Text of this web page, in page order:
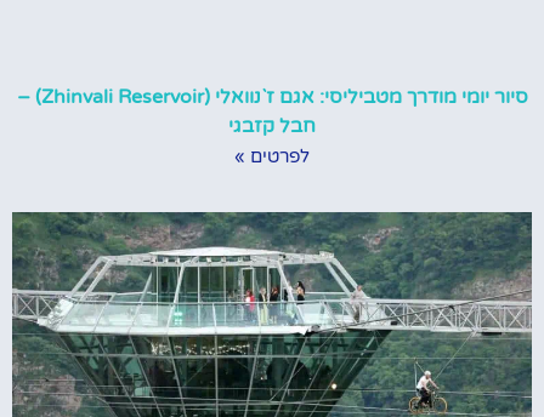
סיור יומי מודרך מטביליסי: אגם ז`נוואלי (Zhinvali Reservoir) –
חבל קזבגי
לפרטים »